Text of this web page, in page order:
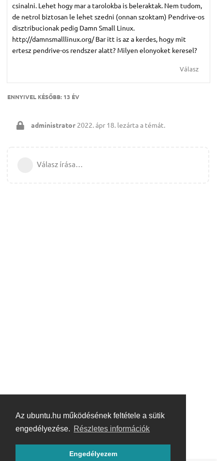
Az ubuntu.hu működésének feltétele a sütik
engedélyezése. Részletes információk
Engedélyezem
csinalni. Lehet hogy mar a tarolokba is beleraktak. Nem tudom,
de netrol biztosan le lehet szedni (onnan szoktam) Pendrive-os
disztribucionak pedig Damn Small Linux.
http://damnsmalllinux.org/ Bar itt is az a kerdes, hogy mit
ertesz pendrive-os rendszer alatt? Milyen elonyoket keresel?
Válasz
ENNYIVEL KÉSŐBB: 13 ÉV
administrator 2022. ápr 18. lezárta a témát.
Válasz írása…